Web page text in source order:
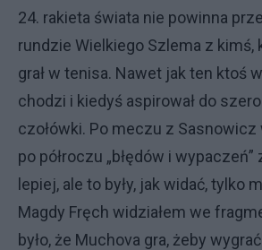
24. rakieta świata nie powinna
rundzie Wielkiego Szlema z kimś,
grał w tenisa. Nawet jak ten ktoś
chodzi i kiedyś aspirował do
czołówki. Po meczu z Sasnowicz
po półroczu „błędów i
lepiej, ale to były, jak widać, tylko
Magdy Fręch widziałem we
było, że Muchova gra, żeby